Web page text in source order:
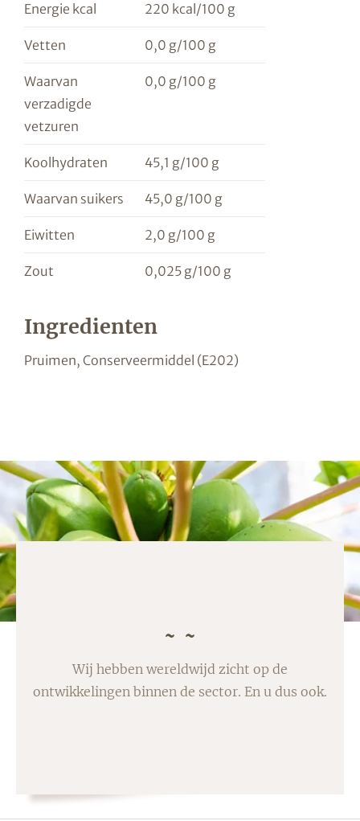
Energie kcal 220 kcal/100 g
Vetten 0,0 g/100 g
Waarvan
verzadigde
vetzuren
0,0 g/100 g
Koolhydraten 45,1 g/100 g
Waarvan suikers 45,0 g/100 g
Eiwitten 2,0 g/100 g
Zout 0,025 g/100 g
Ingredienten
Pruimen, Conserveermiddel (E202)
Wij hebben wereldwijd zicht op de
ontwikkelingen binnen de sector. En u dus ook.